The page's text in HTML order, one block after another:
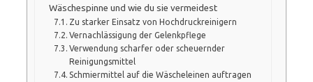
Wäschespinne und wie du sie vermeidest
Zu starker Einsatz von Hochdruckreinigern
Vernachlässigung der Gelenkpflege
Verwendung scharfer oder scheuernder
Reinigungsmittel
Schmiermittel auf die Wäscheleinen auftragen